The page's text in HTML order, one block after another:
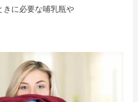
きに必要な哺乳瓶や